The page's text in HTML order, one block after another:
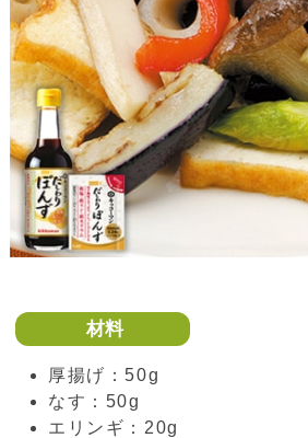
材料
厚揚げ：50g
なす：50g
エリンギ：20g